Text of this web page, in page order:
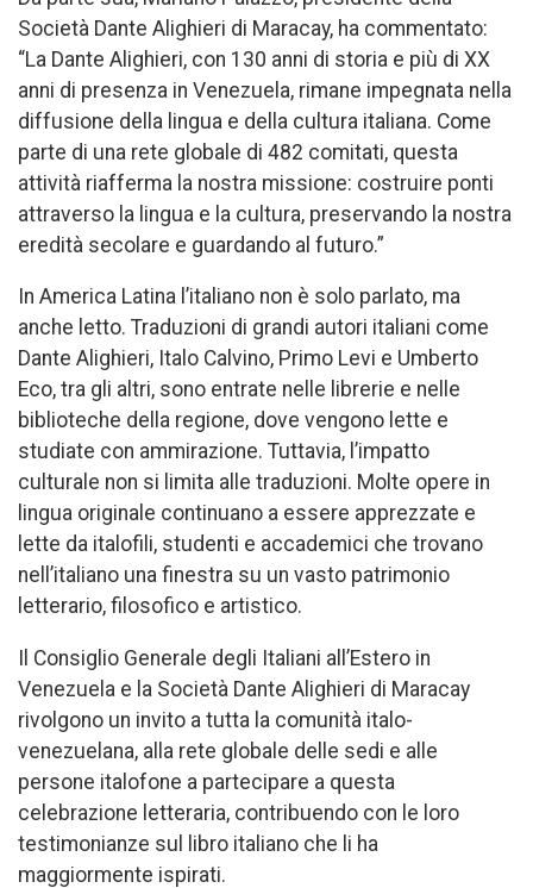
Società Dante Alighieri di Maracay, ha commentato:
“La Dante Alighieri, con 130 anni di storia e più di XX
anni di presenza in Venezuela, rimane impegnata nella
diffusione della lingua e della cultura italiana. Come
parte di una rete globale di 482 comitati, questa
attività riafferma la nostra missione: costruire ponti
attraverso la lingua e la cultura, preservando la nostra
eredità secolare e guardando al futuro.”
In America Latina l’italiano non è solo parlato, ma
anche letto. Traduzioni di grandi autori italiani come
Dante Alighieri, Italo Calvino, Primo Levi e Umberto
Eco, tra gli altri, sono entrate nelle librerie e nelle
biblioteche della regione, dove vengono lette e
studiate con ammirazione. Tuttavia, l’impatto
culturale non si limita alle traduzioni. Molte opere in
lingua originale continuano a essere apprezzate e
lette da italofili, studenti e accademici che trovano
nell’italiano una finestra su un vasto patrimonio
letterario, filosofico e artistico.
Il Consiglio Generale degli Italiani all’Estero in
Venezuela e la Società Dante Alighieri di Maracay
rivolgono un invito a tutta la comunità italo-
venezuelana, alla rete globale delle sedi e alle
persone italofone a partecipare a questa
celebrazione letteraria, contribuendo con le loro
testimonianze sul libro italiano che li ha
maggiormente ispirati.